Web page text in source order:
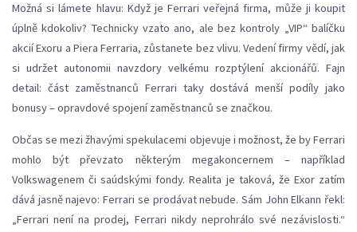
Možná si lámete hlavu: Když je Ferrari veřejná firma, může ji koupit
úplně kdokoliv? Technicky vzato ano, ale bez kontroly „VIP“ balíčku
akcií Exoru a Piera Ferraria, zůstanete bez vlivu. Vedení firmy vědí, jak
si udržet autonomii navzdory velkému rozptýlení akcionářů. Fajn
detail: část zaměstnanců Ferrari taky dostává menší podíly jako
bonusy – opravdové spojení zaměstnanců se značkou.
Občas se mezi žhavými spekulacemi objevuje i možnost, že by Ferrari
mohlo být převzato některým megakoncernem – například
Volkswagenem či saúdskými fondy. Realita je taková, že Exor zatím
dává jasně najevo: Ferrari se prodávat nebude. Sám John Elkann řekl:
„Ferrari není na prodej, Ferrari nikdy neprohrálo své nezávislosti.“